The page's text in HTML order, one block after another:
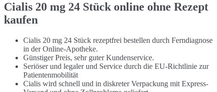
Cialis 20 mg 24 Stück online ohne Rezept
kaufen
Cialis 20 mg 24 Stück rezeptfrei bestellen durch Ferndiagnose
in der Online-Apotheke.
Günstiger Preis, sehr guter Kundenservice.
Seriöser und legaler und Service durch die EU-Richtlinie zur
Patientenmobilität
Cialis wird schnell und in diskreter Verpackung mit Express-